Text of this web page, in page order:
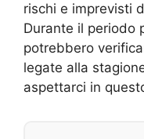
rischi e imprevisti
Durante il periodo
potrebbero
legate alla
aspettarci in